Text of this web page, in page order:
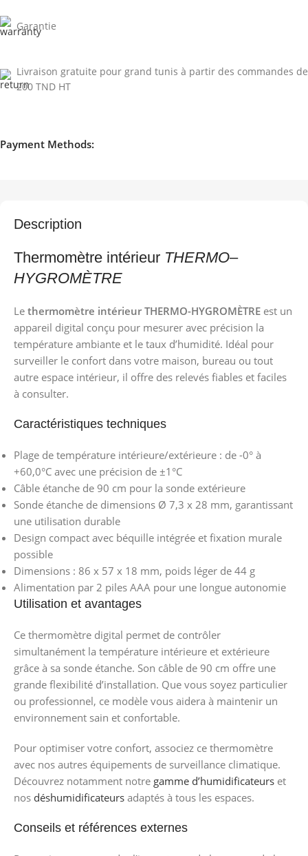
Garantie
Livraison gratuite pour grand tunis à partir des commandes de
200 TND HT
Payment Methods:
Description
Thermomètre intérieur THERMO–
HYGROMÈTRE
Le thermomètre intérieur THERMO-HYGROMÈTRE est un
appareil digital conçu pour mesurer avec précision la
température ambiante et le taux d’humidité. Idéal pour
surveiller le confort dans votre maison, bureau ou tout
autre espace intérieur, il offre des relevés fiables et faciles
à consulter.
Caractéristiques techniques
Plage de température intérieure/extérieure : de -0° à
+60,0°C avec une précision de ±1°C
Câble étanche de 90 cm pour la sonde extérieure
Sonde étanche de dimensions Ø 7,3 x 28 mm, garantissant
une utilisation durable
Design compact avec béquille intégrée et fixation murale
possible
Dimensions : 86 x 57 x 18 mm, poids léger de 44 g
Alimentation par 2 piles AAA pour une longue autonomie
Utilisation et avantages
Ce thermomètre digital permet de contrôler
simultanément la température intérieure et extérieure
grâce à sa sonde étanche. Son câble de 90 cm offre une
grande flexibilité d’installation. Que vous soyez particulier
ou professionnel, ce modèle vous aidera à maintenir un
environnement sain et confortable.
Pour optimiser votre confort, associez ce thermomètre
avec nos autres équipements de surveillance climatique.
Découvrez notamment notre gamme d’humidificateurs et
nos déshumidificateurs adaptés à tous les espaces.
Conseils et références externes